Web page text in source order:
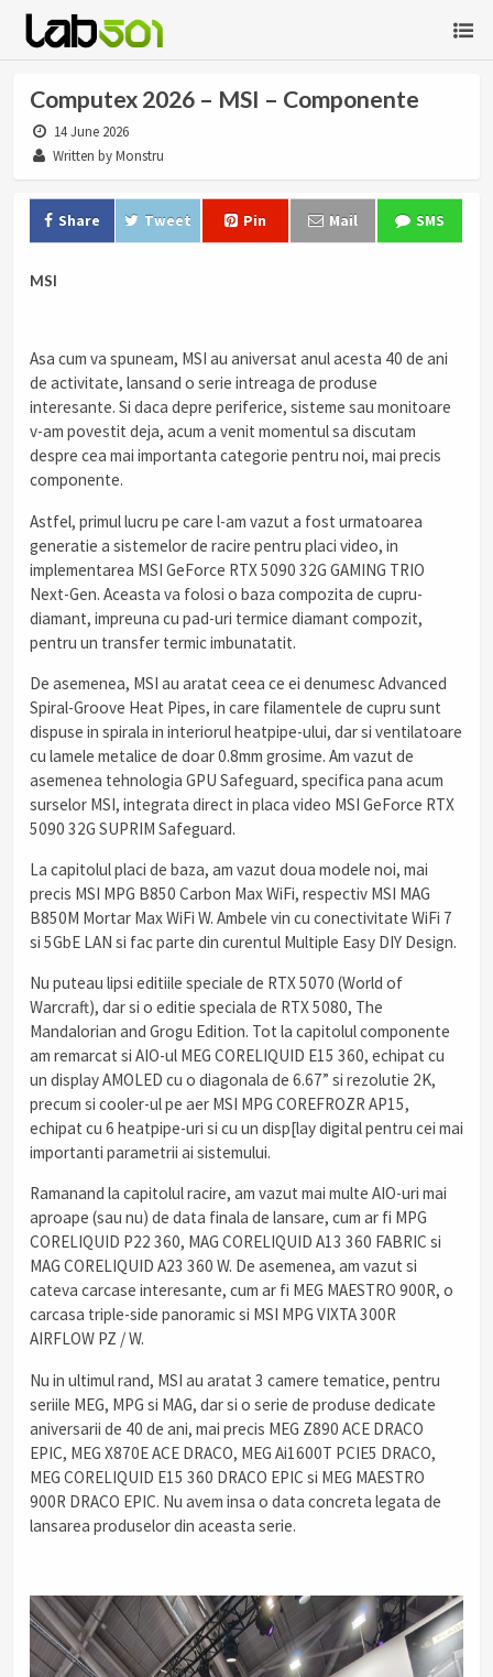
Computex 2026 – MSI – Componente
14 June 2026
Written by Monstru
Share Tweet Pin Mail SMS
MSI
Asa cum va spuneam, MSI au aniversat anul acesta 40 de ani
de activitate, lansand o serie intreaga de produse
interesante. Si daca depre periferice, sisteme sau monitoare
v-am povestit deja, acum a venit momentul sa discutam
despre cea mai importanta categorie pentru noi, mai precis
componente.
Astfel, primul lucru pe care l-am vazut a fost urmatoarea
generatie a sistemelor de racire pentru placi video, in
implementarea MSI GeForce RTX 5090 32G GAMING TRIO
Next-Gen. Aceasta va folosi o baza compozita de cupru-
diamant, impreuna cu pad-uri termice diamant compozit,
pentru un transfer termic imbunatatit.
De asemenea, MSI au aratat ceea ce ei denumesc Advanced
Spiral-Groove Heat Pipes, in care filamentele de cupru sunt
dispuse in spirala in interiorul heatpipe-ului, dar si ventilatoare
cu lamele metalice de doar 0.8mm grosime. Am vazut de
asemenea tehnologia GPU Safeguard, specifica pana acum
surselor MSI, integrata direct in placa video MSI GeForce RTX
5090 32G SUPRIM Safeguard.
La capitolul placi de baza, am vazut doua modele noi, mai
precis MSI MPG B850 Carbon Max WiFi, respectiv MSI MAG
B850M Mortar Max WiFi W. Ambele vin cu conectivitate WiFi 7
si 5GbE LAN si fac parte din curentul Multiple Easy DIY Design.
Nu puteau lipsi editiile speciale de RTX 5070 (World of
Warcraft), dar si o editie speciala de RTX 5080, The
Mandalorian and Grogu Edition. Tot la capitolul componente
am remarcat si AIO-ul MEG CORELIQUID E15 360, echipat cu
un display AMOLED cu o diagonala de 6.67” si rezolutie 2K,
precum si cooler-ul pe aer MSI MPG COREFROZR AP15,
echipat cu 6 heatpipe-uri si cu un disp[lay digital pentru cei mai
importanti parametrii ai sistemului.
Ramanand la capitolul racire, am vazut mai multe AIO-uri mai
aproape (sau nu) de data finala de lansare, cum ar fi MPG
CORELIQUID P22 360, MAG CORELIQUID A13 360 FABRIC si
MAG CORELIQUID A23 360 W. De asemenea, am vazut si
cateva carcase interesante, cum ar fi MEG MAESTRO 900R, o
carcasa triple-side panoramic si MSI MPG VIXTA 300R
AIRFLOW PZ / W.
Nu in ultimul rand, MSI au aratat 3 camere tematice, pentru
seriile MEG, MPG si MAG, dar si o serie de produse dedicate
aniversarii de 40 de ani, mai precis MEG Z890 ACE DRACO
EPIC, MEG X870E ACE DRACO, MEG Ai1600T PCIE5 DRACO,
MEG CORELIQUID E15 360 DRACO EPIC si MEG MAESTRO
900R DRACO EPIC. Nu avem insa o data concreta legata de
lansarea produselor din aceasta serie.